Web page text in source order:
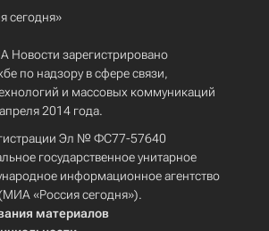
сегодня»
Новости зарегистрировано
по надзору в сфере связи,
и массовых коммуникаций
2014 года.
Эл № ФС77-57640
государственное унитарное
информационное агентство
«Россия сегодня»).
материалов